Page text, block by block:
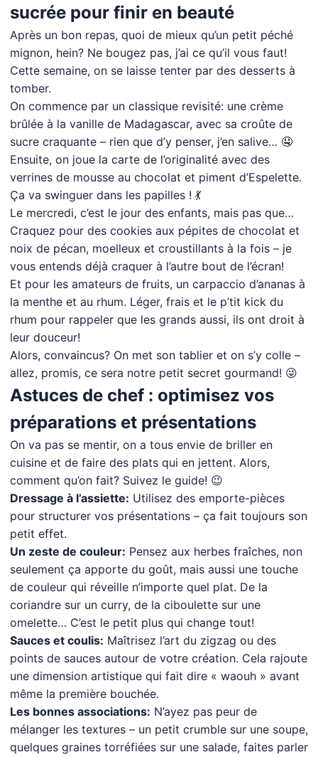
sucrée pour finir en beauté
Après un bon repas, quoi de mieux qu’un petit péché
mignon, hein? Ne bougez pas, j’ai ce qu’il vous faut!
Cette semaine, on se laisse tenter par des desserts à
tomber.
On commence par un classique revisité: une crème
brûlée à la vanille de Madagascar, avec sa croûte de
sucre craquante – rien que d’y penser, j’en salive… 🤤
Ensuite, on joue la carte de l’originalité avec des
verrines de mousse au chocolat et piment d’Espelette.
Ça va swinguer dans les papilles ! 💃
Le mercredi, c’est le jour des enfants, mais pas que…
Craquez pour des cookies aux pépites de chocolat et
noix de pécan, moelleux et croustillants à la fois – je
vous entends déjà craquer à l’autre bout de l’écran!
Et pour les amateurs de fruits, un carpaccio d’ananas à
la menthe et au rhum. Léger, frais et le p’tit kick du
rhum pour rappeler que les grands aussi, ils ont droit à
leur douceur!
Alors, convaincus? On met son tablier et on s’y colle –
allez, promis, ce sera notre petit secret gourmand! 😜
Astuces de chef : optimisez vos
préparations et présentations
On va pas se mentir, on a tous envie de briller en
cuisine et de faire des plats qui en jettent. Alors,
comment qu’on fait? Suivez le guide! 😉
Dressage à l’assiette: Utilisez des emporte-pièces
pour structurer vos présentations – ça fait toujours son
petit effet.
Un zeste de couleur: Pensez aux herbes fraîches, non
seulement ça apporte du goût, mais aussi une touche
de couleur qui réveille n’importe quel plat. De la
coriandre sur un curry, de la ciboulette sur une
omelette… C’est le petit plus qui change tout!
Sauces et coulis: Maîtrisez l’art du zigzag ou des
points de sauces autour de votre création. Cela rajoute
une dimension artistique qui fait dire « waouh » avant
même la première bouchée.
Les bonnes associations: N’ayez pas peur de
mélanger les textures – un petit crumble sur une soupe,
quelques graines torréfiées sur une salade, faites parler